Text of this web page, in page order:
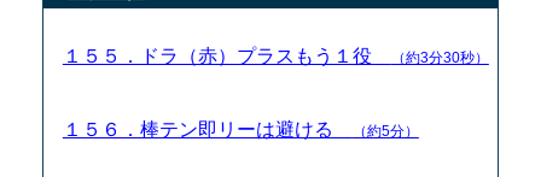
１５５．ドラ（赤）プラスもう１役 （約3分30秒）
１５６．棒テン即リーは避ける （約5分）